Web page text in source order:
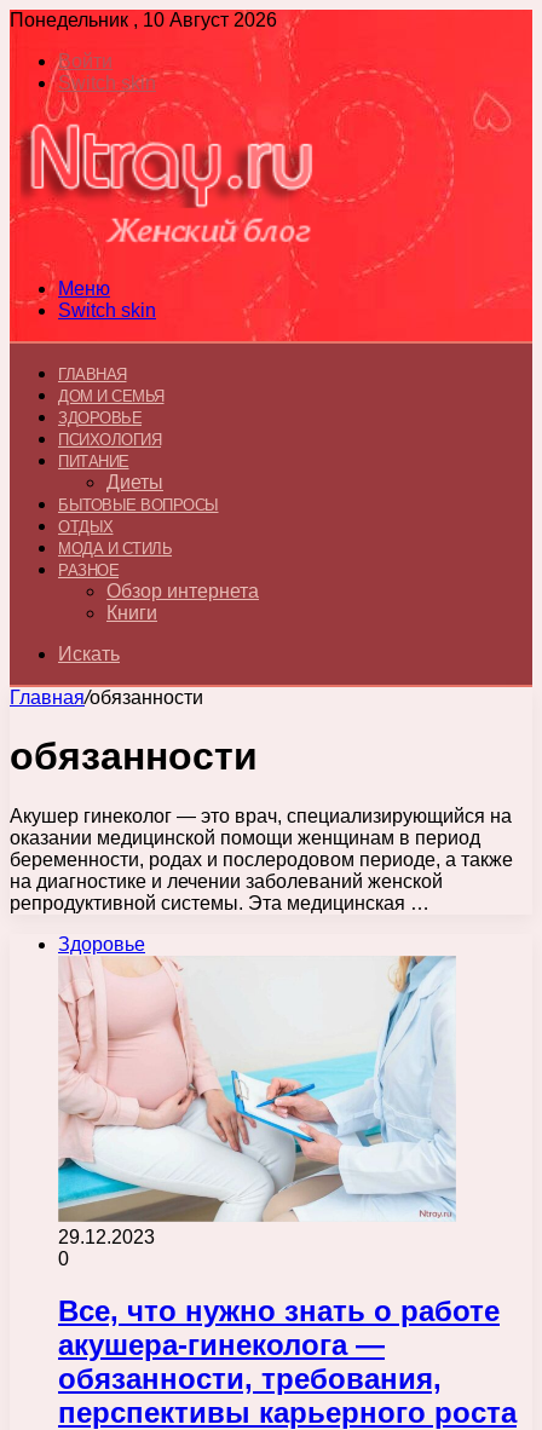
Понедельник , 10 Август 2026
Войти
Switch skin
Меню
Switch skin
ГЛАВНАЯ
ДОМ И СЕМЬЯ
ЗДОРОВЬЕ
ПСИХОЛОГИЯ
ПИТАНИЕ
Диеты
БЫТОВЫЕ ВОПРОСЫ
ОТДЫХ
МОДА И СТИЛЬ
РАЗНОЕ
Обзор интернета
Книги
Искать
Главная/обязанности
обязанности
Акушер гинеколог — это врач, специализирующийся на
оказании медицинской помощи женщинам в период
беременности, родах и послеродовом периоде, а также
на диагностике и лечении заболеваний женской
репродуктивной системы. Эта медицинская …
Здоровье
29.12.2023
0
Все, что нужно знать о работе
акушера-гинеколога —
обязанности, требования,
перспективы карьерного роста